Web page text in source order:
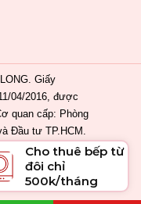
Giấy
04/2016, được
quan cấp: Phòng
Đầu tư TP.HCM.
Khắc Nhu,
Chí Minh, Việt
trách nhiệm nội
Cho thuê bếp từ
đôi chỉ
500k/tháng